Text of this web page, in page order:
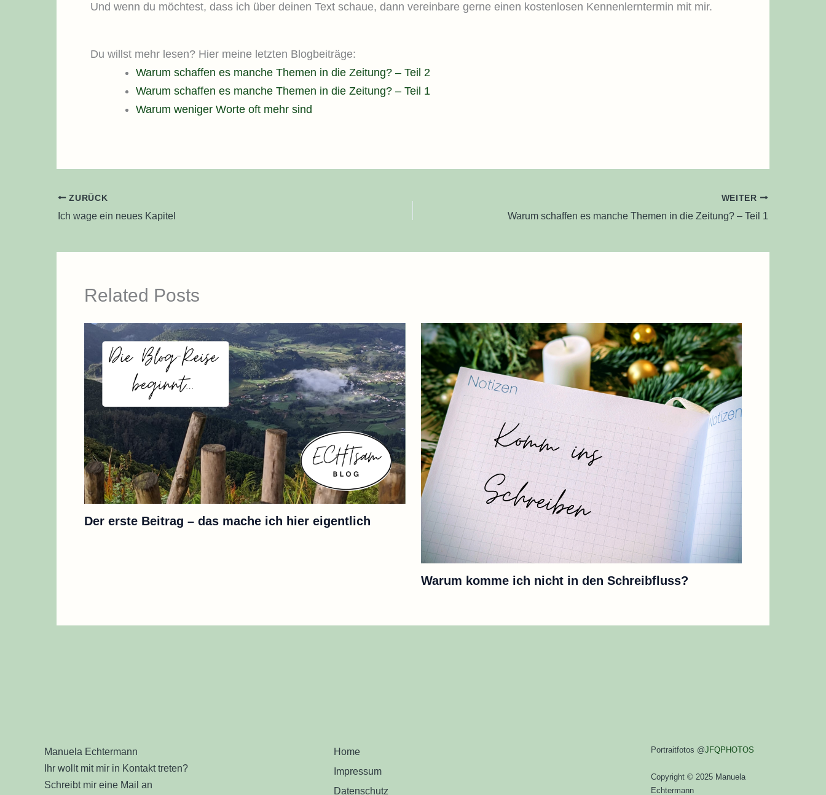
Und wenn du möchtest, dass ich über deinen Text schaue, dann vereinbare gerne einen kostenlosen Kennenlerntermin mit mir.
Du willst mehr lesen? Hier meine letzten Blogbeiträge:
Warum schaffen es manche Themen in die Zeitung? – Teil 2
Warum schaffen es manche Themen in die Zeitung? – Teil 1
Warum weniger Worte oft mehr sind
ZURÜCK
Ich wage ein neues Kapitel
WEITER
Warum schaffen es manche Themen in die Zeitung? – Teil 1
Related Posts
Der erste Beitrag – das mache ich hier eigentlich
Warum komme ich nicht in den Schreibfluss?
Manuela Echtermann
Ihr wollt mit mir in Kontakt treten?
Schreibt mir eine Mail an
Home
Impressum
Datenschutz
Portraitfotos @JFQPHOTOS
Copyright © 2025 Manuela
Echtermann